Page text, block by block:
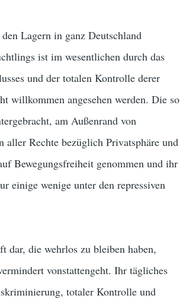
Lagern in ganz Deutschland
ist im wesentlichen durch das
und der totalen Kontrolle derer
willkommen angesehen werden. Die so
am Außenrand von
Rechte bezüglich Privatsphäre und
Bewegungsfreiheit genommen und ihr
einige wenige unter den repressiven
dar, die wehrlos zu bleiben haben,
vonstattengeht. Ihr tägliches
totaler Kontrolle und